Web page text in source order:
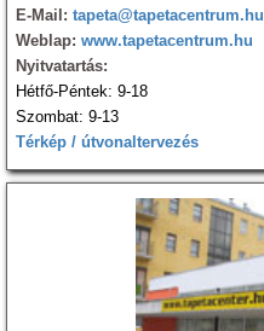
E-Mail: tapeta@tapetacentrum.hu
Weblap: www.tapetacentrum.hu
Nyitvatartás:
Hétfő-Péntek: 9-18
Szombat: 9-13
Térkép / útvonaltervezés